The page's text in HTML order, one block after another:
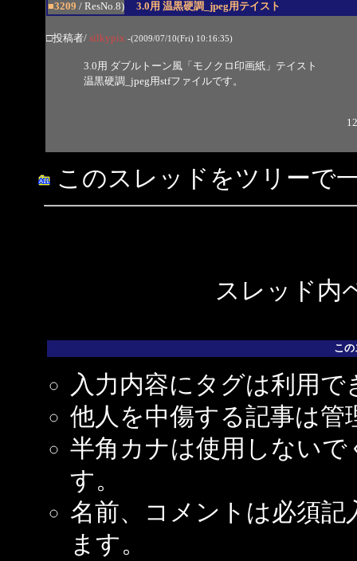
■3209 / ResNo.8) 3.0用 温黒硬調_jpeg用テイスト
□投稿者/ silkypix -(2009/07/10(Fri) 10:16:35)
3.0用 ダブルトーン風「モノクロ印画紙」テイスト
温黒硬調_jpeg用stfファイルです。
このスレッドをツリーで
スレッド内
こ
入力内容にタグは利用で
他人を中傷する記事は管
半角カナは使用しない
す。
名前、コメントは必須
ます。